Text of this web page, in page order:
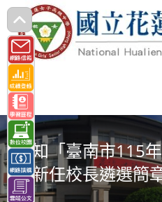
跳
轉
至
主
要
內
容 轉知「臺南市115
校新任校長遴選簡